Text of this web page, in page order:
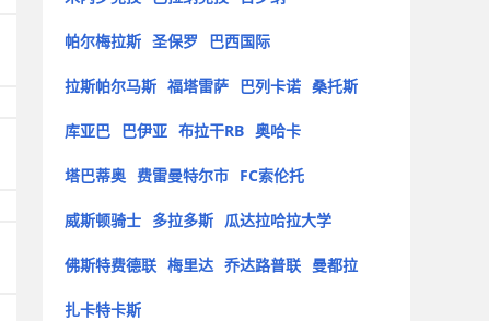
帕尔梅拉斯 圣保罗 巴西国际
拉斯帕尔马斯 福塔雷萨 巴列卡诺 桑托斯
库亚巴 巴伊亚 布拉干RB 奥哈卡
塔巴蒂奥 费雷曼特尔市 FC索伦托
威斯顿骑士 多拉多斯 瓜达拉哈拉大学
佛斯特费德联 梅里达 乔达路普联 曼都拉
扎卡特卡斯